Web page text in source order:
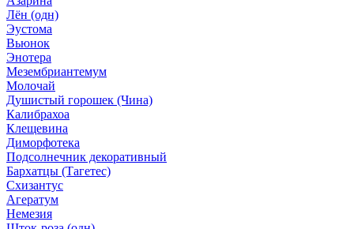
Лён (одн)
Эустома
Вьюнок
Энотера
Мезембриантемум
Молочай
Душистый горошек (Чина)
Калибрахоа
Клещевина
Диморфотека
Подсолнечник декоративный
Бархатцы (Тагетес)
Схизантус
Агератум
Немезия